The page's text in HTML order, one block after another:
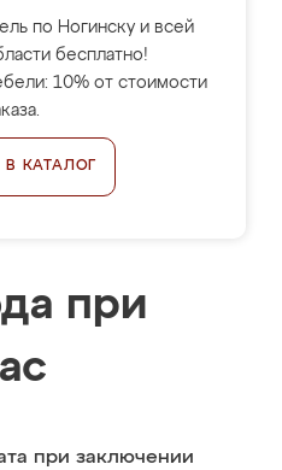
по Ногинску и всей
бесплатно!
10% от стоимости
В КАТАЛОГ
при
при заключении